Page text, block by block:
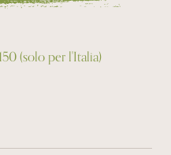
(solo per l'Italia)